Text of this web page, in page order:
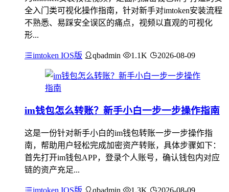
全入门类可视化操作指南，针对新手对imtoken安装流程
不熟悉、易踩安全误区的痛点，视频以直观的可视化
形...
imtoken IOS版 qbadmin 1.1K 2026-08-09
im钱包怎么转账？新手小白一步一步操作指南
这是一份针对新手小白的im钱包转账一步一步操作指
南，帮助用户轻松完成加密资产转账，具体步骤如下：
首先打开im钱包APP，登录个人账号，确认钱包内对应
链的资产充足...